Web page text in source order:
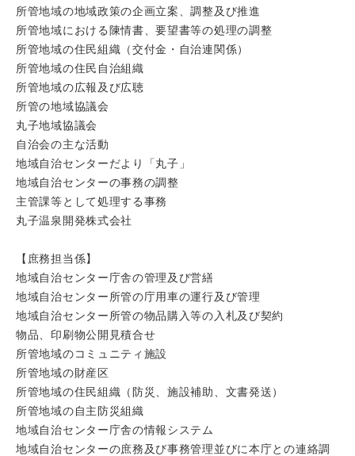
所管地域の地域政策の企画立案、調整及び推進
所管地域における陳情書、要望書等の処理の調整
所管地域の住民組織（交付金・自治連関係）
所管地域の住民自治組織
所管地域の広報及び広聴
所管の地域協議会
丸子地域協議会
自治会の主な活動
地域自治センターだより「丸子」
地域自治センターの事務の調整
主管課等として処理する事務
丸子温泉開発株式会社
【庶務担当係】
地域自治センター庁舎の管理及び営繕
地域自治センター所管の庁用車の運行及び管理
地域自治センター所管の物品購入等の入札及び契約
物品、印刷物公開見積合せ
所管地域のコミュニティ施設
所管地域の財産区
所管地域の住民組織（防災、施設補助、文書発送）
所管地域の自主防災組織
地域自治センター庁舎の情報システム
地域自治センターの庶務及び事務管理並びに本庁との連絡調